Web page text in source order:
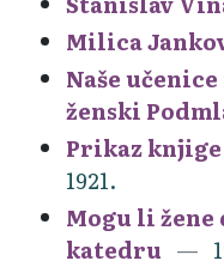
Milica
Naše
ženski
Prikaz
1921.
Mogu li
katedru